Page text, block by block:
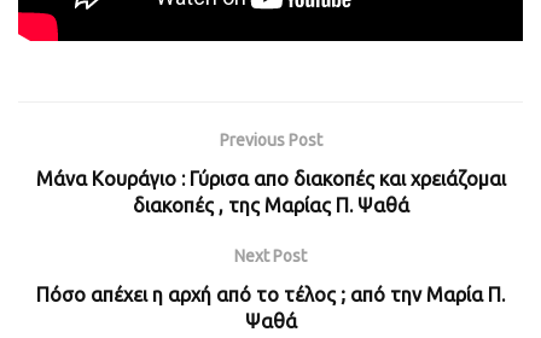
Previous Post
Μάνα Κουράγιο : Γύρισα απο διακοπές και χρειάζομαι
διακοπές , της Μαρίας Π. Ψαθά
Next Post
Πόσο απέχει η αρχή από το τέλος ; από την Μαρία Π.
Ψαθά